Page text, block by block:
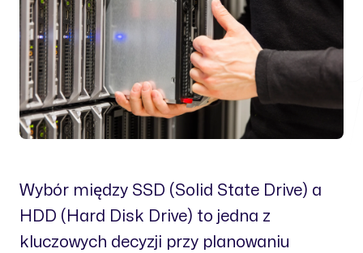
Wybór między SSD (Solid State Drive) a
HDD (Hard Disk Drive) to jedna z
kluczowych decyzji przy planowaniu